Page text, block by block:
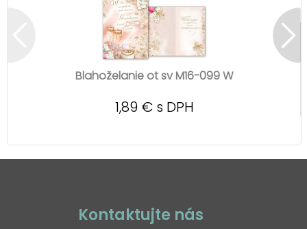
Blahoželanie ot sv M16-099 W
1,89 € s DPH
Kontaktujte nás